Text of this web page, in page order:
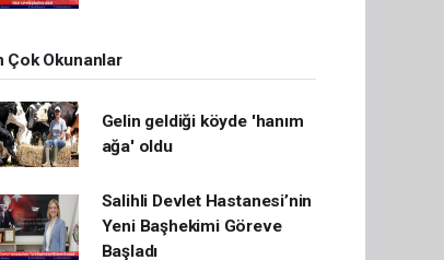
Çok Okunanlar
Gelin geldiği köyde 'hanım
ağa' oldu
Salihli Devlet Hastanesi’nin
Yeni Başhekimi Göreve
Başladı